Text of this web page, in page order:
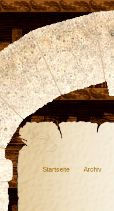
Startseite Archiv